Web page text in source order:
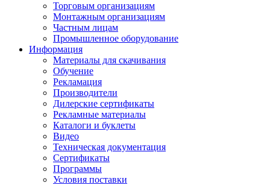
Торговым организациям
Монтажным организациям
Частным лицам
Промышленное оборудование
Информация
Материалы для скачивания
Обучение
Рекламация
Производители
Дилерские сертификаты
Рекламные материалы
Каталоги и буклеты
Видео
Техническая документация
Сертификаты
Программы
Условия поставки